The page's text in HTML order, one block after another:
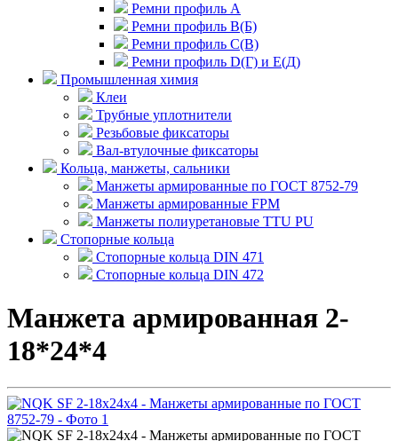
Ремни профиль А
Ремни профиль В(Б)
Ремни профиль С(В)
Ремни профиль D(Г) и E(Д)
Промышленная химия
Клеи
Трубные уплотнители
Резьбовые фиксаторы
Вал-втулочные фиксаторы
Кольца, манжеты, сальники
Манжеты армированные по ГОСТ 8752-79
Манжеты армированные FPM
Манжеты полиуретановые TTU PU
Стопорные кольца
Стопорные кольца DIN 471
Стопорные кольца DIN 472
Манжета армированная 2-
18*24*4